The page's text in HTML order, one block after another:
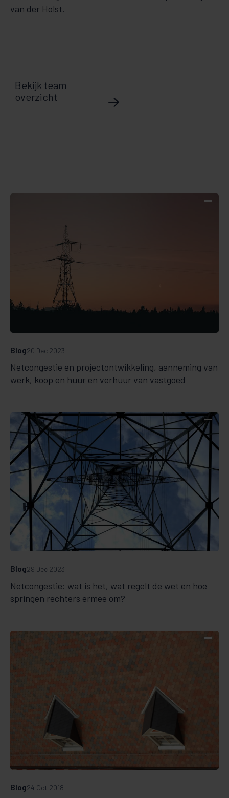
van der Holst.
Bekijk team
overzicht
Netcongestie en projectontwikkeling, aanneming van
werk, koop en huur en verhuur van vastgoed
Blog20 Dec 2023
Netcongestie: wat is het, wat regelt de wet en hoe
springen rechters ermee om?
Blog29 Dec 2023
Blog24 Oct 2018